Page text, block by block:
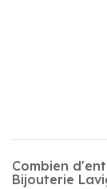
Combien
Bijouterie